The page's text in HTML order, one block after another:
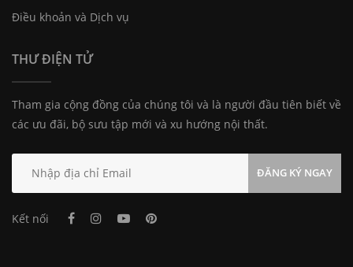
Điều khoản và Dịch vụ
THƯ ĐIỆN TỬ
Tham gia cộng đồng của chúng tôi và là người đầu tiên biết về
các ưu đãi, bộ sưu tập mới và xu hướng nội thất.
ĐĂNG KÝ NGAY
Kết nối